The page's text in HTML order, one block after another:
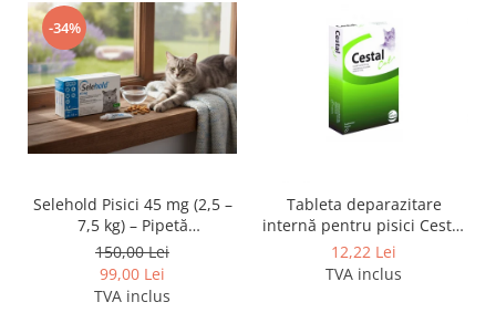
-34%
Selehold Pisici 45 mg (2,5 –
7,5 kg) – Pipetă
antiparazitară spot-on
150,00 Lei
99,00 Lei
TVA inclus
Tableta deparazitare
internă pentru pisici Cestal
Cat Chew 1 comprimat
12,22 Lei
TVA inclus